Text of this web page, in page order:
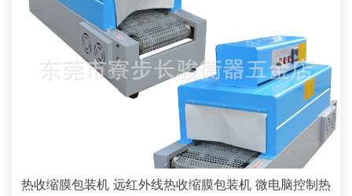
热收缩膜包装机 远红外线热收缩膜包装机 微电脑控制热